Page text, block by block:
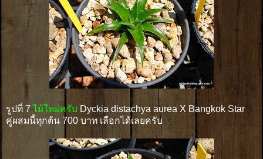
รูปที่ 7ไม้ใหม่ครับ Dyckia distachya aurea X Bangkok Star
คู่ผสมนี้ทุกต้น 700 บาท เลือกได้เลยครับ